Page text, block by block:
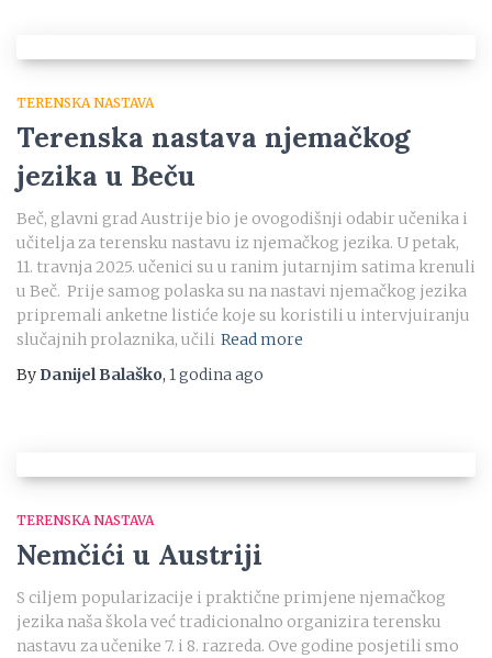
TERENSKA NASTAVA
Terenska nastava njemačkog
jezika u Beču
Beč, glavni grad Austrije bio je ovogodišnji odabir učenika i
učitelja za terensku nastavu iz njemačkog jezika. U petak,
11. travnja 2025. učenici su u ranim jutarnjim satima krenuli
u Beč. Prije samog polaska su na nastavi njemačkog jezika
pripremali anketne listiće koje su koristili u intervjuiranju
slučajnih prolaznika, učili Read more
By Danijel Balaško, 1 godinaago
TERENSKA NASTAVA
Nemčići u Austriji
S ciljem popularizacije i praktične primjene njemačkog
jezika naša škola već tradicionalno organizira terensku
nastavu za učenike 7. i 8. razreda. Ove godine posjetili smo